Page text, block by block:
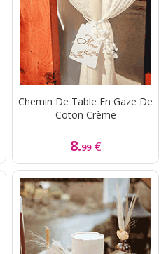
Chemin De Table En Gaze De
Coton Crème
8.99 €